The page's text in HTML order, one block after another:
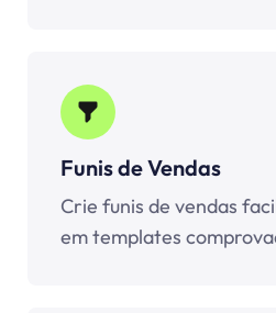
Funis de Vendas
Crie funis de vendas
em templates